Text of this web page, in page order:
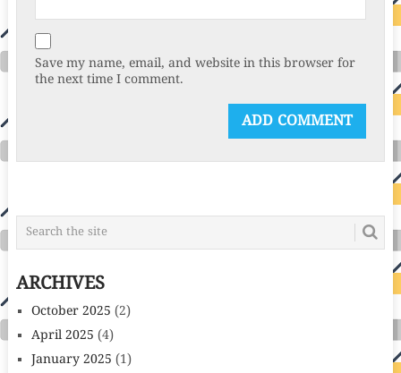
Save my name, email, and website in this browser for
the next time I comment.
ARCHIVES
October 2025 (2)
April 2025 (4)
January 2025 (1)